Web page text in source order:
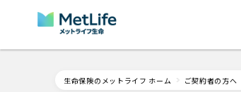
Skip Navigation
生命保険のメットライフ ホーム ご契約者の方へ